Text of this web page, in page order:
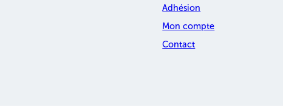
Adhésion
Mon compte
Contact